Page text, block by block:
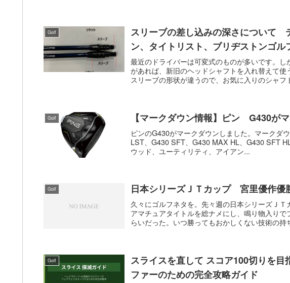
Golf
スリーブの差し込みの深さについて
ン、タイトリスト、ブリヂストンゴル
最近のドライバーは可変式のものが多いです。
があれば、新旧のヘッドシャフトを入れ替えて
スリーブの形状が違うので、お気に入りのシャ
Golf 【マークダウン情報】ピン G430が
ピンのG430がマークダウンしました。マークダ
LST、G430 SFT、G430 MAX HL、G430 SFT
ウッド、ユーティリティ、アイアン...
Golf 日本シリーズＪＴカップ 宮里優作優
久々にゴルフネタを。先々週の日本シリーズＪＴ
アマチュアタイトルを総ナメにし、鳴り物入り
らいだった。いつ勝ってもおかしくない技術の
Golf
スライスを直して スコア100切りを
ファーのための完全攻略ガイド